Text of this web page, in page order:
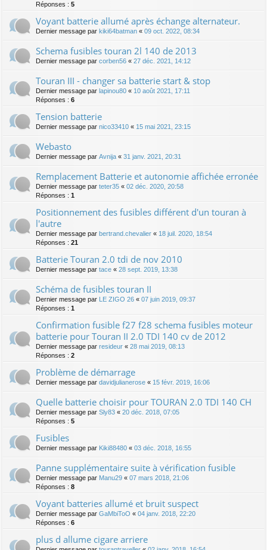
Réponses : 5
Voyant batterie allumé après échange alternateur.
Dernier message par kiki64batman « 09 oct. 2022, 08:34
Schema fusibles touran 2l 140 de 2013
Dernier message par corben56 « 27 déc. 2021, 14:12
Touran III - changer sa batterie start & stop
Dernier message par lapinou80 « 10 août 2021, 17:11
Réponses : 6
Tension batterie
Dernier message par nico33410 « 15 mai 2021, 23:15
Webasto
Dernier message par Avnija « 31 janv. 2021, 20:31
Remplacement Batterie et autonomie affichée erronée
Dernier message par teter35 « 02 déc. 2020, 20:58
Réponses : 1
Positionnement des fusibles différent d'un touran à
l'autre
Dernier message par bertrand.chevalier « 18 juil. 2020, 18:54
Réponses : 21
Batterie Touran 2.0 tdi de nov 2010
Dernier message par tace « 28 sept. 2019, 13:38
Schéma de fusibles touran II
Dernier message par LE ZIGO 26 « 07 juin 2019, 09:37
Réponses : 1
Confirmation fusible f27 f28 schema fusibles moteur
batterie pour Touran II 2.0 TDI 140 cv de 2012
Dernier message par resideur « 28 mai 2019, 08:13
Réponses : 2
Problème de démarrage
Dernier message par davidjulianerose « 15 févr. 2019, 16:06
Quelle batterie choisir pour TOURAN 2.0 TDI 140 CH
Dernier message par Sly83 « 20 déc. 2018, 07:05
Réponses : 5
Fusibles
Dernier message par Kiki88480 « 03 déc. 2018, 16:55
Panne supplémentaire suite à vérification fusible
Dernier message par Manu29 « 07 mars 2018, 21:06
Réponses : 8
Voyant batteries allumé et bruit suspect
Dernier message par GaMbiToO « 04 janv. 2018, 22:20
Réponses : 6
plus d allume cigare arriere